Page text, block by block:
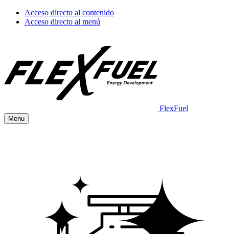
Acceso directo al contenido
Acceso directo al menú
FlexFuel
Menu